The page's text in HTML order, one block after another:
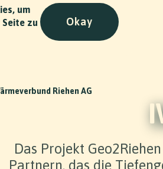
um
Seite zu
Okay
Das Projekt
Partnern, das die